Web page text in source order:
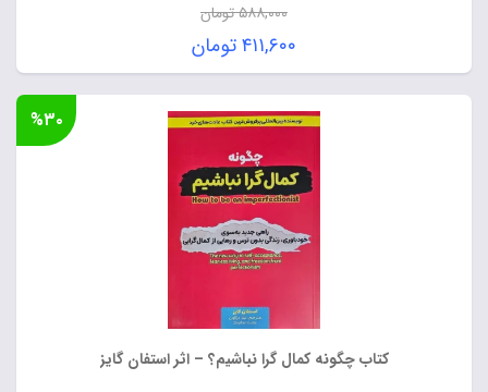
۵۸۸,۰۰۰تومان
قیمت
اصلی:
۵۸۸,۰۰۰ تومان
بود.
۴۱۱,۶۰۰تومان
قیمت
فعلی:
۴۱۱,۶۰۰ تومان.
کتاب چگونه کمال‌ گرا نباشیم؟ – اثر استفان گایز
%۳۰